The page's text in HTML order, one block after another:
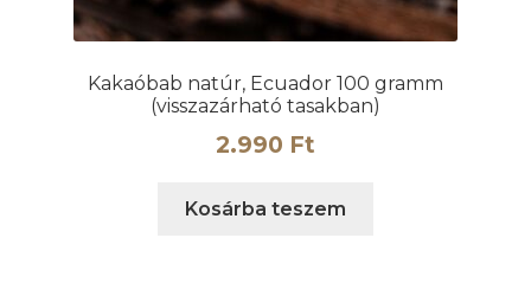
Kakaóbab natúr, Ecuador 100 gramm
(visszazárható tasakban)
2.990 Ft
Kosárba teszem